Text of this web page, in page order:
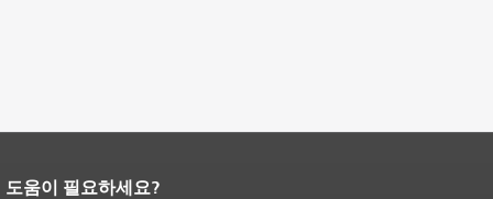
페이지 내용 끝입니다.이 페이지의 나
도움이 필요하세요?